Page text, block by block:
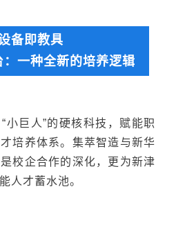
备即教具
一种全新的培养逻辑
“小巨人”的硬核科技，赋能职
培养体系。集萃智造与新华
校企合作的深化，更为新津
人才蓄水池。